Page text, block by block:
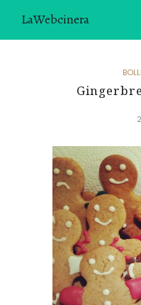
LaWebcinera
VIDEORECETAS
SOBRE MÍ
¿TE GUSTARÍA UNIRTE
ÚNETE A LA NEWSLETTER
RECOMENDACIONES